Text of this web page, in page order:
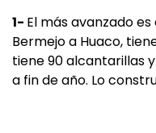
1- El más avanzado
Bermejo a Huaco,
tiene 90 alcantarillas
a fin de año. Lo